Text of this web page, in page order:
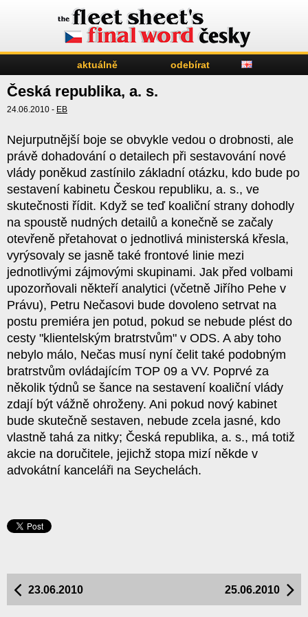
aktuálně odebírat
Česká republika, a. s.
24.06.2010 - EB
Nejurputnější boje se obvykle vedou o drobnosti, ale
právě dohadování o detailech při sestavování nové
vlády poněkud zastínilo základní otázku, kdo bude po
sestavení kabinetu Českou republiku, a. s., ve
skutečnosti řídit. Když se teď koaliční strany dohodly
na spoustě nudných detailů a konečně se začaly
otevřeně přetahovat o jednotlivá ministerská křesla,
vyrýsovaly se jasně také frontové linie mezi
jednotlivými zájmovými skupinami. Jak před volbami
upozorňovali někteří analytici (včetně Jiřího Pehe v
Právu), Petru Nečasovi bude dovoleno setrvat na
postu premiéra jen potud, pokud se nebude plést do
cesty "klientelským bratrstvům" v ODS. A aby toho
nebylo málo, Nečas musí nyní čelit také podobným
bratrstvům ovládajícím TOP 09 a VV. Poprvé za
několik týdnů se šance na sestavení koaliční vlády
zdají být vážně ohroženy. Ani pokud nový kabinet
bude skutečně sestaven, nebude zcela jasné, kdo
vlastně tahá za nitky; Česká republika, a. s., má totiž
akcie na doručitele, jejichž stopa mizí někde v
advokátní kanceláři na Seychelách.
25.06.2010
23.06.2010